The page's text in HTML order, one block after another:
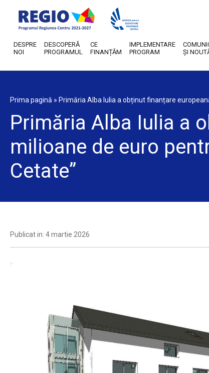
DESPRE
NOI
DESCOPERĂ
PROGRAMUL
CE
FINANȚĂM
IMPLEMENTARE
PROGRAM
ȘI
Prima pagină » Primăria Alba Iulia a obținut finanțare
Primăria Alba Iulia a
milioane de euro
Cetate”
Publicat in: 4 martie 2026